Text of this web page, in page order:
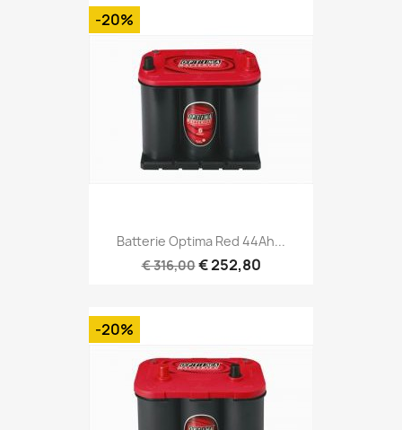
Batterie Optima Red 44Ah...
€ 316,00€ 252,80
-20%
-20%